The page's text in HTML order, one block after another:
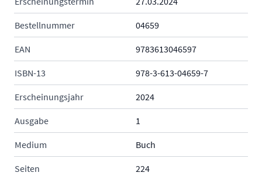
Bestellnummer 04659
EAN 9783613046597
ISBN-13 978-3-613-04659-7
Erscheinungsjahr 2024
Ausgabe 1
Medium Buch
Seiten 224